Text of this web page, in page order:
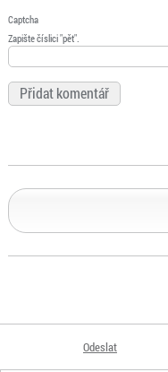
Captcha
Zapište číslici "pět".
Odeslat